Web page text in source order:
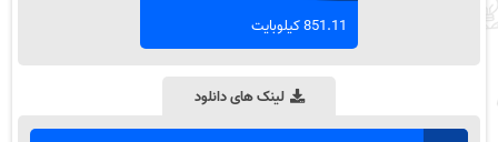
851.11 کیلوبایت
لینک های دانلود